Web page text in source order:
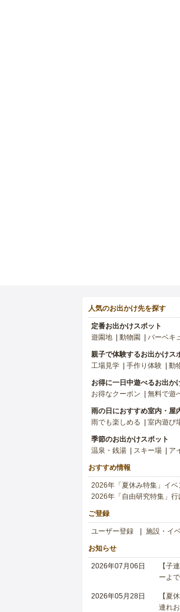
人気のお出かけ先を探す
定番お出かけスポット
遊園地
動物園 バーベキ
親子で体験するお出かけス
工場見学
手作り体験 動
お得に一日中遊べるお出か
お得なクーポン
無料で遊
雨の日におすすめ室内・屋
雨でも楽しめる
室内遊び
季節のお出かけスポット
温泉・銭湯
スキー場 ア
おすすめ情報
2026年「夏休み特集」イ
2026年「自由研究特集」
ご登録
ユーザー登録 施設・イ
お知らせ
2026年07月06日
【子
ーよ
2026年05月28日
【夏
連れ